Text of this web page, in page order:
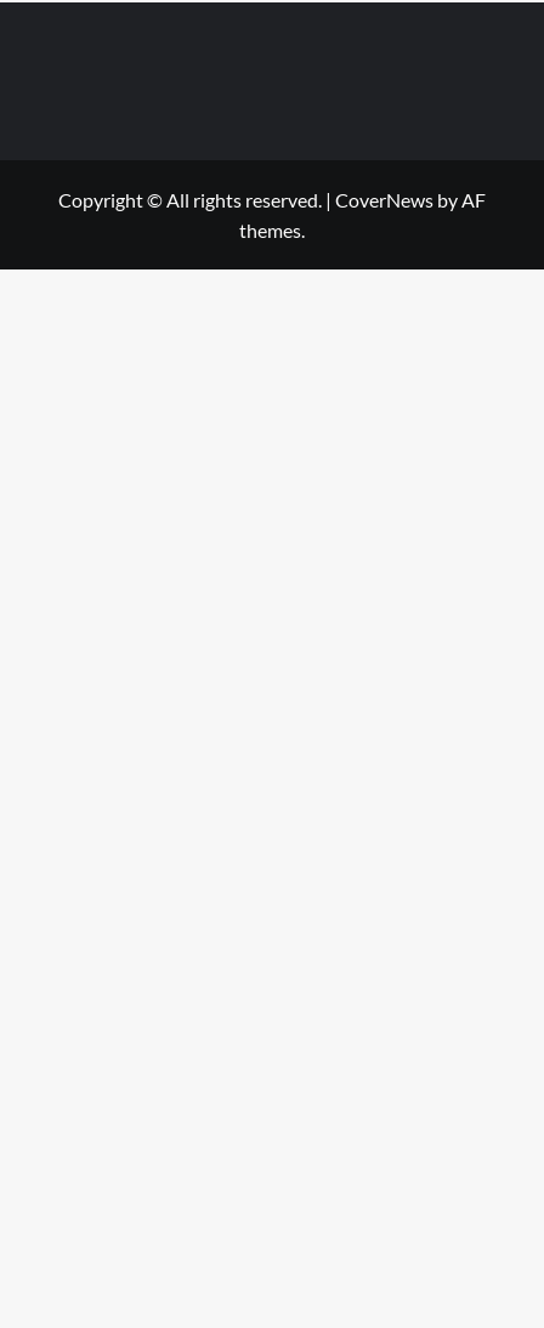
Copyright © All rights reserved. | CoverNews by AF
themes.